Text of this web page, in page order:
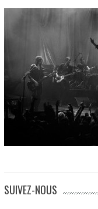
SUIVEZ-NOUS